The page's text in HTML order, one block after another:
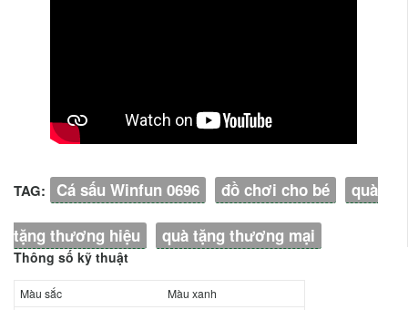
TAG: Cá sấu Winfun 0696 đồ chơi cho bé quà
tặng thương hiệu quà tặng thương mại
Thông số kỹ thuật
Màu sắc
Màu xanh